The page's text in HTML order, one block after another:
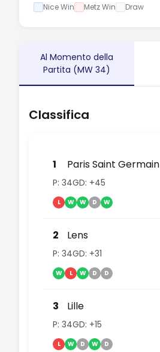
Nice Win Metz Win Draw
Al Momento della
Partita (MW 34)
Classifica
1 Paris Saint Germain
P: 34GD: +45
L W W D W
2 Lens
P: 34GD: +31
W L W D D
3 Lille
P: 34GD: +15
L W D W D